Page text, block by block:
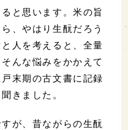
と思います。米の旨
、やはり生酛だろう
人を考えると、全量
んな悩みをかかえて
末期の古文書に記録
きました。
が、昔ながらの生酛